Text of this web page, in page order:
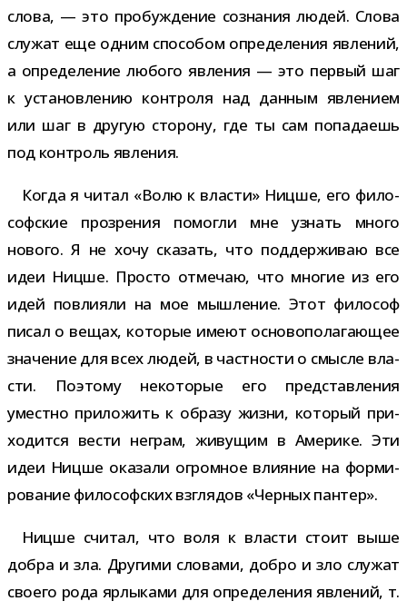
слова, — это про­буж­де­ние созна­ния людей. Слова
слу­жат еще одним спо­со­бом опре­де­ле­ния явле­ний,
а опре­де­ле­ние любого явле­ния — это пер­вый шаг
к уста­нов­ле­нию кон­троля над дан­ным явле­нием
или шаг в дру­гую сто­рону, где ты сам попа­да­ешь
под кон­троль явления.
Когда я читал «Волю к вла­сти» Ницше, его фило­
соф­ские про­зре­ния помогли мне узнать много
нового. Я не хочу ска­зать, что под­дер­жи­ваю все
идеи Ницше. Просто отме­чаю, что мно­гие из его
идей повли­яли на мое мыш­ле­ние. Этот фило­соф
писал о вещах, кото­рые имеют осно­во­по­ла­га­ю­щее
зна­че­ние для всех людей, в част­но­сти о смысле вла­
сти. Поэтому неко­то­рые его пред­став­ле­ния
уместно при­ло­жить к образу жизни, кото­рый при­
хо­дится вести неграм, живу­щим в Америке. Эти
идеи Ницше ока­зали огром­ное вли­я­ние на фор­ми­
ро­ва­ние фило­соф­ских взгля­дов «Черных пантер».
Ницше счи­тал, что воля к вла­сти стоит выше
добра и зла. Другими сло­вами, добро и зло слу­жат
сво­его рода ярлы­ками для опре­де­ле­ния явле­ний, т.